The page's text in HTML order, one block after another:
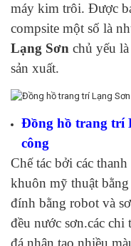
máy kim trôi. Được
compsite một số là
Lạng Sơn chủ yếu
sản xuất.
Đồng hồ trang trí
công
Chế tác bởi các
khuôn mỹ thuật
đính bằng robot và
đều nước sơn.các
đá nhân tạo nhiều